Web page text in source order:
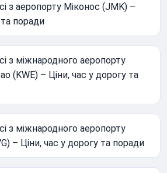
з аеропорту Міконос (JMK) –
поради
з міжнародного аеропорту
(KWE) – Ціни, час у дорогу та
з міжнародного аеропорту
– Ціни, час у дорогу та поради